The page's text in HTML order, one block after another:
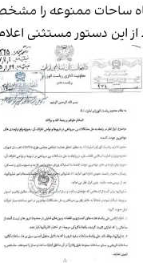
ساحات ممنوعه را
این دستور مستثنی